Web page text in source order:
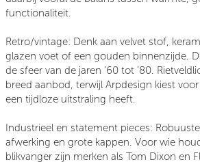
functionaliteit.
Retro/vintage: Denk aan velvet stof,
glazen voet of een gouden binnenzijde.
de sfeer van de jaren ’60 tot ’80.
breed aanbod, terwijl Arpdesign kiest
een tijdloze uitstraling heeft.
ndustrieel en statement pieces:
afwerking en grote kappen. Voor wie
blikvanger zijn merken als Tom Dixon en